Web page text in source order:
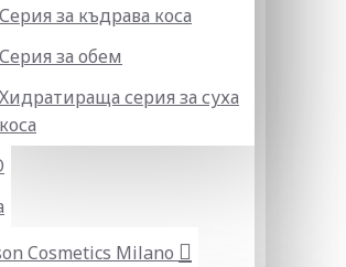
Серия за къдрава коса
Серия за обем
Хидратираща серия за суха
коса
Cosmetics Milano